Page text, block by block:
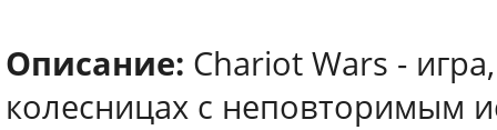
Описание: Chariot Wars -
колесницах с неповторимым